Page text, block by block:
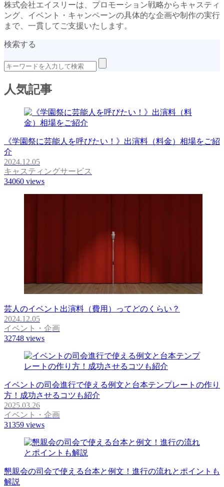
株式会社エイスリーは、プロモーション戦略からキャスティ
ング、イベント・キャンペーンの具体的な企画や制作の実行
まで、一貫してご支援いたします。
検索する
人気記事
《学園祭に芸能人を呼びたい！》出演料（料金）相場をご紹
介
2024.12.05
キャスティングサービス
34060 views
芸人のイベント出演料（費用）ってどのくらい？
2024.12.05
イベント・企画
32748 views
イベントの司会進行で使える例文と台本テンプレートの作り
方！成功させるコツも紹介
2025.03.26
イベント・企画
31359 views
懇親会の司会で使える台本と例文！進行の流れとポイントも
解説